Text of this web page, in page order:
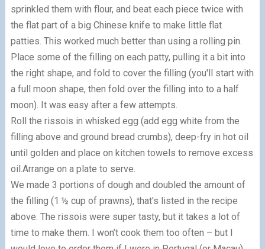
sprinkled them with flour, and beat each piece twice with
the flat part of a big Chinese knife to make little flat
patties. This worked much better than using a rolling pin.
Place some of the filling on each patty, pulling it a bit into
the right shape, and fold to cover the filling (you'll start with
a full moon shape, then fold over the filling into to a half
moon). It was easy after a few attempts.
Roll the rissois in whisked egg (add egg white from the
filling above and ground bread crumbs), deep-fry in hot oil
until golden and place on kitchen towels to remove excess
oil.Arrange on a plate to serve.
We made 3 portions of dough and doubled the amount of
the filling (1 ½ cup of prawns), that's listed in the recipe
above. The rissois were super tasty, but it takes a lot of
time to make them. I won’t cook them too often – but I